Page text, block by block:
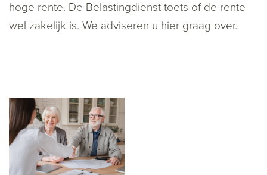
hoge rente. De Belastingdienst toets of de rente
wel zakelijk is. We adviseren u hier graag over.